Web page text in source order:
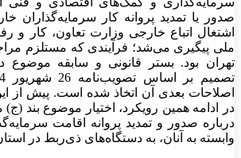
صدور یا تمدید پروانه کار سرمایه‌گذاران
اشتغال اتباع خارجی وزارت تعاون، کار و
ملی پیگیری می‌شد؛ فرآیندی که مستلزم
تهران بود. بستر قانونی و سابقه موضوع
درباره صدور و تمدید پروانه اقامت
وابسته به آنان، به دستگاه‌های ذی‌ربط در